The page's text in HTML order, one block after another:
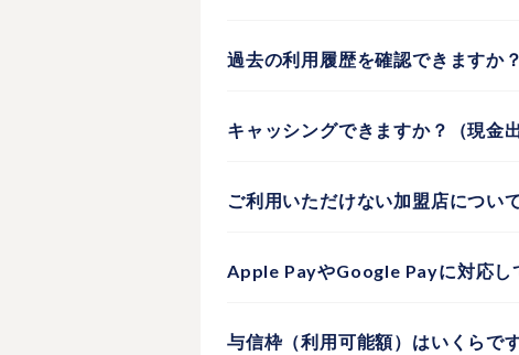
過去の利用履歴を確認できますか？
キャッシングできますか？（現金出
ご利用いただけない加盟店につい
Apple PayやGoogle Payに対応し
与信枠（利用可能額）はいくらで